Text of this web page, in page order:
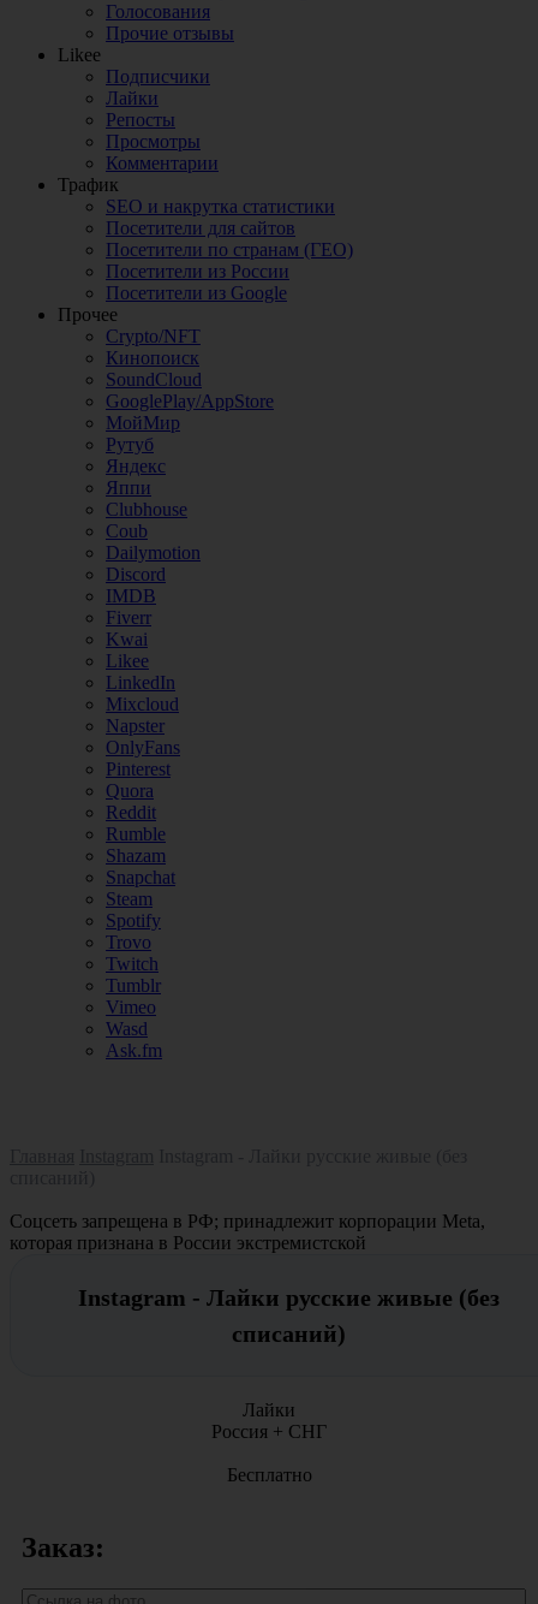
Голосования
Прочие отзывы
Likee
Подписчики
Лайки
Репосты
Просмотры
Комментарии
Трафик
SEO и накрутка статистики
Посетители для сайтов
Посетители по странам (ГЕО)
Посетители из России
Посетители из Google
Прочее
Crypto/NFT
Кинопоиск
SoundCloud
GooglePlay/AppStore
МойМир
Рутуб
Яндекс
Яппи
Clubhouse
Coub
Dailymotion
Discord
IMDB
Fiverr
Kwai
Likee
LinkedIn
Mixcloud
Napster
OnlyFans
Pinterest
Quora
Reddit
Rumble
Shazam
Snapchat
Steam
Spotify
Trovo
Twitch
Tumblr
Vimeo
Wasd
Ask.fm
Соцсеть запрещена в РФ; принадлежит корпорации Meta,
которая признана в России экстремистской
Instagram - Лайки русские живые (без
списаний)
Лайки
Россия + СНГ
Бесплатно
Заказ: